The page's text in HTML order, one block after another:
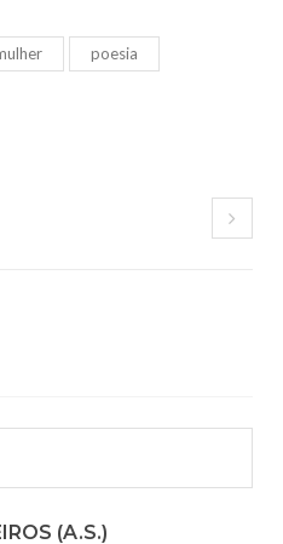
poesia
(A.S.)